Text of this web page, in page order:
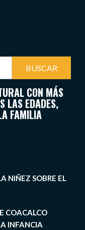
CON MÁS
LAS EDADES,
FAMILIA
NIÑEZ SOBRE EL
COACALCO
INFANCIA